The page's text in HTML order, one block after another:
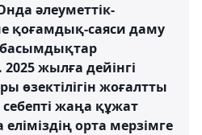
әлеуметтік-
қоғамдық-саяси даму
басымдықтар
жылға дейінгі
өзектілігін жоғалтты
жаңа құжат
орта мерзімге